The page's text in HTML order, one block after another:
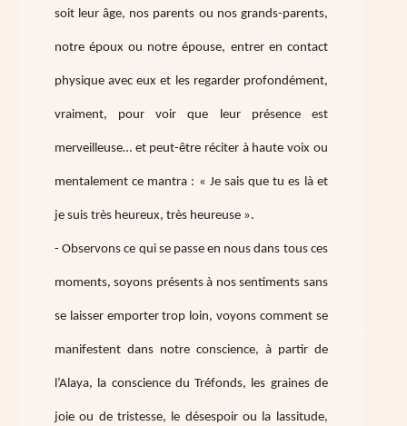
soit leur âge, nos parents ou nos grands-parents,
notre époux ou notre épouse, entrer en contact
physique avec eux et les regarder profondément,
vraiment, pour voir que leur présence est
merveilleuse… et peut-être réciter à haute voix ou
mentalement ce mantra : « Je sais que tu es là et
je suis très heureux, très heureuse ».
- Observons ce qui se passe en nous dans tous ces
moments, soyons présents à nos sentiments sans
se laisser emporter trop loin, voyons comment se
manifestent dans notre conscience, à partir de
l’Alaya, la conscience du Tréfonds, les graines de
joie ou de tristesse, le désespoir ou la lassitude,